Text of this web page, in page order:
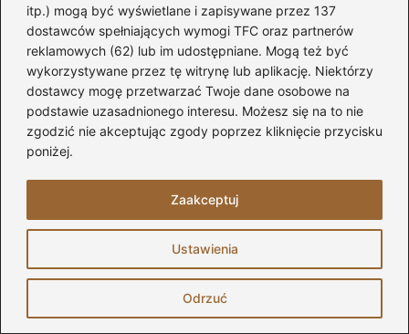
itp.) mogą być wyświetlane i zapisywane przez 137
dostawców spełniających wymogi TFC oraz partnerów
reklamowych (62) lub im udostępniane. Mogą też być
wykorzystywane przez tę witrynę lub aplikację. Niektórzy
dostawcy mogę przetwarzać Twoje dane osobowe na
podstawie uzasadnionego interesu. Możesz się na to nie
zgodzić nie akceptując zgody poprzez kliknięcie przycisku
poniżej.
Ustawienia
Odrzuć
Zaakceptuj
←
Skuteczne metody na czyszczenie elewacji budynku
– 5 sprawdzonych sposobów
→
Jak w skuteczny sposób wypromować salon
kosmetyczny bez wydawania fortuny?
Dodaj komentarz
Twój adres email nie zostanie opublikowany.
Wymagane pola są oznaczone
Komentarz*